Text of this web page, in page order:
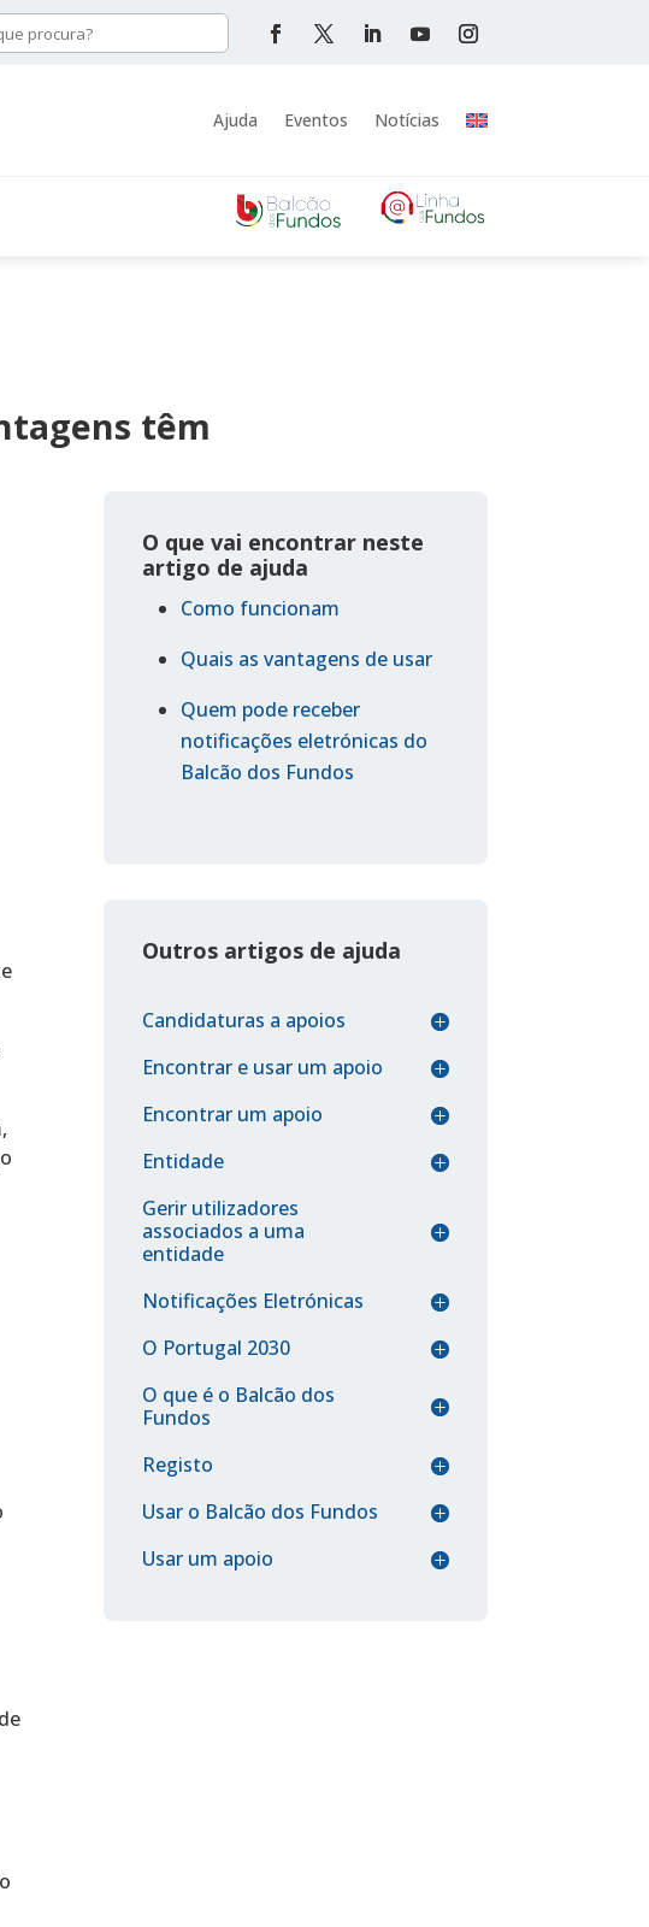
Ajuda Eventos Notícias
têm
O que vai encontrar neste
artigo de ajuda
Como funcionam
Quais as vantagens de usar
Quem pode receber
notificações eletrónicas do
Balcão dos Fundos
Outros artigos de ajuda
Candidaturas a apoios
Encontrar e usar um apoio
Encontrar um apoio
Entidade
Gerir utilizadores
associados a uma
entidade
Notificações Eletrónicas
O Portugal 2030
O que é o Balcão dos
Fundos
Registo
Usar o Balcão dos Fundos
Usar um apoio